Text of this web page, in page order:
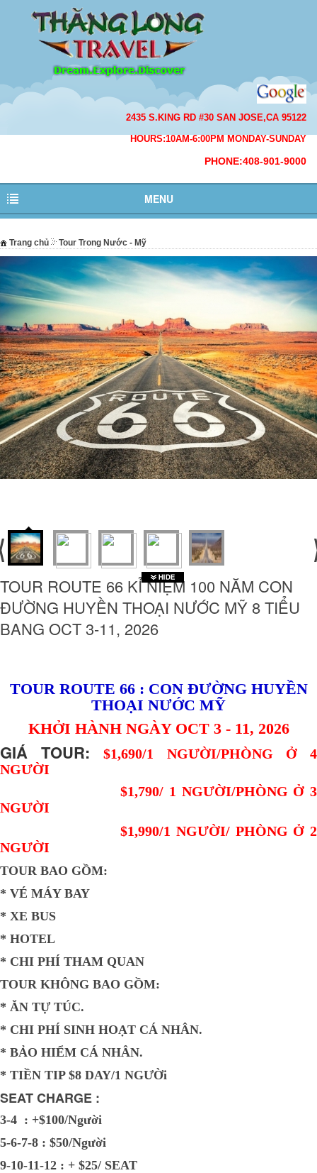
2435 S.KING RD #30 SAN JOSE,CA 95122
HOURS:10AM-6:00PM MONDAY-SUNDAY
PHONE:408-901-9000
MENU
Trang chủ Tour Trong Nước - Mỹ
TOUR ROUTE 66 KỈ NIỆM 100 NĂM CON
ĐƯỜNG HUYỀN THOẠI NƯỚC MỸ 8 TIỂU
BANG OCT 3-11, 2026
TOUR ROUTE 66 : CON ĐƯỜNG HUYỀN
THOẠI NƯỚC MỸ
KHỞI HÀNH NGÀY OCT 3 - 11, 2026
GIÁ TOUR:
$1,690/1 NGƯỜI/PHÒNG Ở 4
NGƯỜI
$1,790/ 1 NGƯỜI/PHÒNG Ở 3
NGƯỜI
$1,990/1 NGƯỜI/ PHÒNG Ở 2
NGƯỜI
TOUR BAO GỒM:
* VÉ MÁY BAY
* XE BUS
* HOTEL
* CHI PHÍ THAM QUAN
TOUR KHÔNG BAO GỒM:
* ĂN TỰ TÚC.
* CHI PHÍ SINH HOẠT CÁ NHÂN.
* BẢO HIỂM CÁ NHÂN.
* TIỀN TIP $8 DAY/1 NGƯỜi
SEAT CHARGE :
3-4 : +$100/Người
5-6-7-8 : $50/Người
9-10-11-12 : + $25/ SEAT